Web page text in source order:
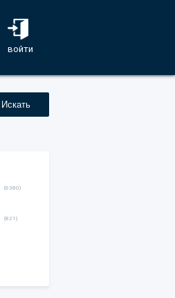
войти
Искать
(6380)
(821)